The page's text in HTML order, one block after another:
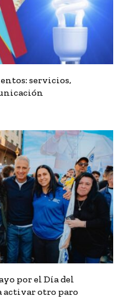
servicios,
por el Día del
activar otro paro